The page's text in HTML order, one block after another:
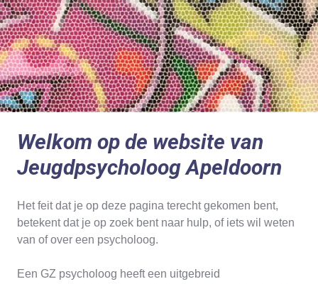
Welkom op de website van
Jeugdpsycholoog Apeldoorn
Het feit dat je op deze pagina terecht gekomen bent,
betekent dat je op zoek bent naar hulp, of iets wil weten
van of over een psycholoog.
Een GZ psycholoog heeft een uitgebreid